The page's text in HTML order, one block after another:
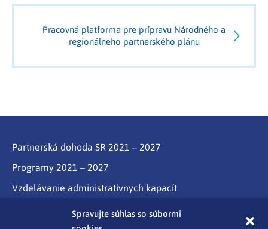
Spravujte súhlas so súbormi
Pracovná platforma pre prípravu Národného a
regionálneho partnerského plánu
Partnerská dohoda SR 2021 – 2027
Programy 2021 – 2027
Vzdelávanie administratívnych kapacít
Program Slovensko